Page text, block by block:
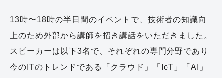
13時〜18時の半日間のイベントで、技術者の知識向
上のため外部から講師を招き講話をいただきました。
スピーカーは以下3名で、それぞれの専門分野であり
今のITのトレンドである「クラウド」「IoT」「AI」